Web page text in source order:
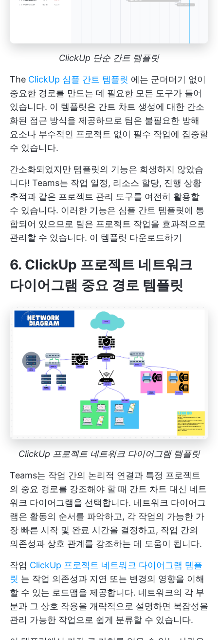
ClickUp 단순 간트 템플릿
The ClickUp 심플 간트 템플릿 에는 군더더기 없이
중요한 경로를 만드는 데 필요한 모든 도구가 들어
있습니다. 이 템플릿은 간트 차트 생성에 대한 간소
화된 접근 방식을 제공하므로 팀은 불필요한 방해
요소나 부수적인 프로젝트 없이 필수 작업에 집중할
수 있습니다.
간소화되었지만 템플릿의 기능은 희생하지 않았습
니다! Teams는 작업 일정, 리소스 할당, 진행 상황
추적과 같은 프로젝트 관리 도구를 여전히 활용할
수 있습니다. 이러한 기능은 심플 간트 템플릿에 통
합되어 있으므로 팀은 프로젝트 작업을 효과적으로
관리할 수 있습니다. 이 템플릿 다운로드하기
6. ClickUp 프로젝트 네트워크
다이어그램 중요 경로 템플릿
ClickUp 프로젝트 네트워크 다이어그램 템플릿
Teams는 작업 간의 논리적 연결과 특정 프로젝트
의 중요 경로를 강조해야 할 때 간트 차트 대신 네트
워크 다이어그램을 선택합니다. 네트워크 다이어그
램은 활동의 순서를 파악하고, 각 작업의 가능한 가
장 빠른 시작 및 완료 시간을 결정하고, 작업 간의
의존성과 상호 관계를 강조하는 데 도움이 됩니다.
작업 ClickUp 프로젝트 네트워크 다이어그램 템플
릿 는 작업 의존성과 지연 또는 변경의 영향을 이해
할 수 있는 로드맵을 제공합니다. 네트워크의 각 부
분과 그 상호 작용을 개략적으로 설명하면 복잡성을
관리 가능한 작업으로 쉽게 분류할 수 있습니다.